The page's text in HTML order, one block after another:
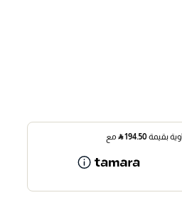
194.50
⃁ مع